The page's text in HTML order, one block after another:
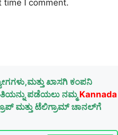
time I comment.
ಖಾಸಗಿ ಕಂಪನಿ
ಪಡೆಯಲು ನಮ್ಮ Kannada
ಮತ್ತು ಟೆಲಿಗ್ರಾಮ್ ಚಾನಲ್‌ಗೆ